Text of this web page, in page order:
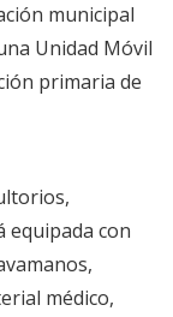
municipal
Unidad Móvil
primaria de
equipada con
médico,